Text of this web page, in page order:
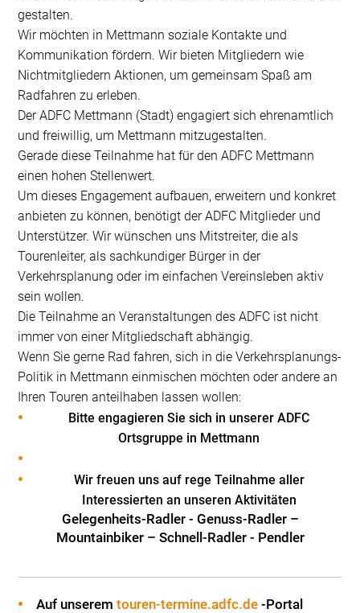
gestalten.
Wir möchten in Mettmann soziale Kontakte und
Kommunikation fördern. Wir bieten Mitgliedern wie
Nichtmitgliedern Aktionen, um gemeinsam Spaß am
Radfahren zu erleben.
Der ADFC Mettmann (Stadt) engagiert sich ehrenamtlich
und freiwillig, um Mettmann mitzugestalten.
Gerade diese Teilnahme hat für den ADFC Mettmann
einen hohen Stellenwert.
Um dieses Engagement aufbauen, erweitern und konkret
anbieten zu können, benötigt der ADFC Mitglieder und
Unterstützer. Wir wünschen uns Mitstreiter, die als
Tourenleiter, als sachkundiger Bürger in der
Verkehrsplanung oder im einfachen Vereinsleben aktiv
sein wollen.
Die Teilnahme an Veranstaltungen des ADFC ist nicht
immer von einer Mitgliedschaft abhängig.
Wenn Sie gerne Rad fahren, sich in die Verkehrsplanungs-
Politik in Mettmann einmischen möchten oder andere an
Ihren Touren anteilhaben lassen wollen:
Bitte engagieren Sie sich in unserer ADFC
Ortsgruppe in Mettmann
Wir freuen uns auf rege Teilnahme aller
Interessierten an unseren Aktivitäten
Gelegenheits-Radler - Genuss-Radler –
Mountainbiker – Schnell-Radler - Pendler
Auf unseremtouren-termine.adfc.de -Portal